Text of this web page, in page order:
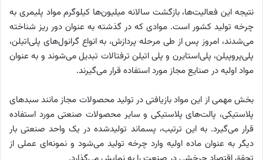
نتیجه این فعالیت‌ها، بازگشت سالانه میلیون‌ها کیلوگرم مواد پلیمری به
چرخه تولید کشور است. موادی که در گذشته به عنوان دور ریز شناخته
می‌شدند، امروز پس از طی مرحله پردازش، به انواع گرانول‌های پلی‌اتیلن،
پلی‌پروپیلن، پلی‌استایرن و پلی اتیلن ترفتالات تبدیل می‌شوند و به عنوان
مواد اولیه در صنایع مجاز مورد استفاده قرار می‌گیرند.
بخش مهمی از این مواد بازیافتی در تولید محصولات مجاز مانند سبدهای
پلاستیکی، پالت‌های پلاستیکی و سایر محصولات صنعتی مورد استفاده
قرار می‌گیرد. به این ترتیب، پسماند تولیدشده در یک واحد صنعتی بار
دیگر به عنوان ماده اولیه وارد چرخه تولید می‌شود و نمونه‌ای عملی از